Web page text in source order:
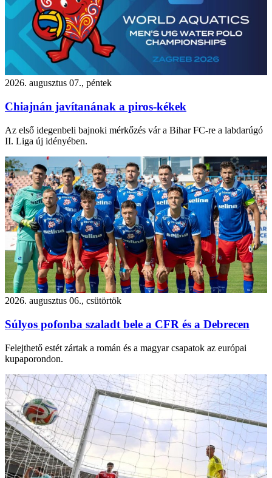
2026. augusztus 07., péntek
Chiajnán javítanának a piros-kékek
Az első idegenbeli bajnoki mérkőzés vár a Bihar FC-re a labdarúgó
II. Liga új idényében.
2026. augusztus 06., csütörtök
Súlyos pofonba szaladt bele a CFR és a Debrecen
Felejthető estét zártak a román és a magyar csapatok az európai
kupaporondon.